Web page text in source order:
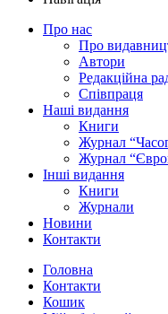
Про нас
Про
Автори
Редакційна
Співпраця
Наші видання
Книги
Журнал
Журнал
Інші видання
Книги
Журнали
Новини
Контакти
Головна
Контакти
Кошик